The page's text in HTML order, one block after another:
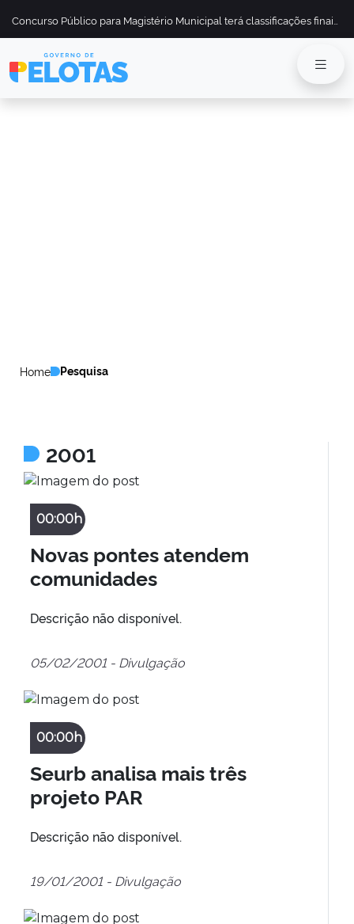
Home Pesquisa
2001
00:00h
Novas pontes atendem
comunidades
Descrição não disponível.
05/02/2001 - Divulgação
00:00h
Seurb analisa mais três
projeto PAR
Descrição não disponível.
19/01/2001 - Divulgação